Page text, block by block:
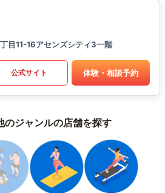
目11-16アセンズシティ3一階
公式サイト 体験・相談予約
のジャンルの店舗を探す